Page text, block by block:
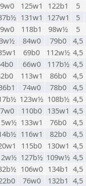
125w1 122b1 5
131w1 127w1 5
118b1 98w½ 5
84w0 79b0 4,5
69b0 112w½ 4,5
66w0 117b½ 4,5
113w1 86b0 4,5
74w0 78b0 4,5
123w½ 108b½ 4,5
110b0 135w1 4,5
133w1 76b0 4,5
116w1 82b0 4,5
115b0 130w1 4,5
127b½ 109w½ 4,5
106w0 134b1 4,5
76w0 132b1 4,5